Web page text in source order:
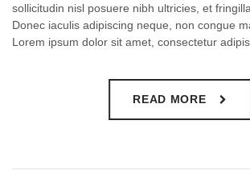
sollicitudin nisl posuere nibh ultricies, et
Donec iaculis adipiscing neque, non congue
Lorem ipsum dolor sit amet, consectetur
READ MORE